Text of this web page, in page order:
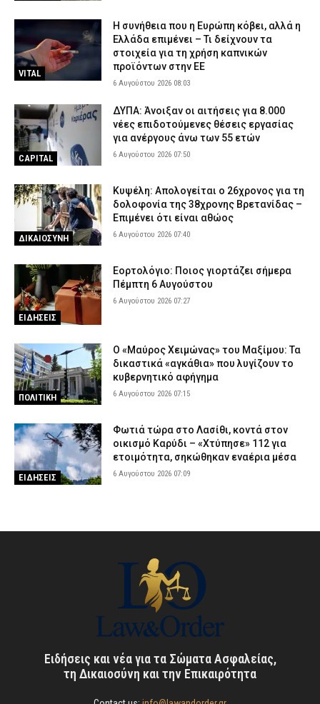
VITAL
Η συνήθεια που η Ευρώπη κόβει, αλλά η
Ελλάδα επιμένει – Τι δείχνουν τα
στοιχεία για τη χρήση καπνικών
προϊόντων στην ΕΕ
6 Αυγούστου 2026 08:03
CAPITAL
ΔΥΠΑ: Άνοιξαν οι αιτήσεις για 8.000
νέες επιδοτούμενες θέσεις εργασίας
για ανέργους άνω των 55 ετών
6 Αυγούστου 2026 07:50
ΔΙΚΑΙΟΣΥΝΗ
Κυψέλη: Απολογείται ο 26χρονος για τη
δολοφονία της 38χρονης Βρετανίδας –
Επιμένει ότι είναι αθώος
6 Αυγούστου 2026 07:40
ΕΙΔΗΣΕΙΣ
Εορτολόγιο: Ποιος γιορτάζει σήμερα
Πέμπτη 6 Αυγούστου
6 Αυγούστου 2026 07:27
ΠΟΛΙΤΙΚΗ
Ο «Μαύρος Χειμώνας» του Μαξίμου: Τα
δικαστικά «αγκάθια» που λυγίζουν το
κυβερνητικό αφήγημα
6 Αυγούστου 2026 07:15
ΕΙΔΗΣΕΙΣ
Φωτιά τώρα στο Λασίθι, κοντά στον
οικισμό Καρύδι – «Χτύπησε» 112 για
ετοιμότητα, σηκώθηκαν εναέρια μέσα
6 Αυγούστου 2026 07:09
Ειδήσεις και νέα για τα Σώματα Ασφαλείας,
τη Δικαιοσύνη και την Επικαιρότητα